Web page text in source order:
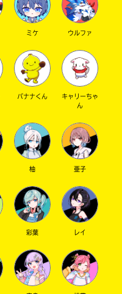
ミケ ウルファ
バナナくん
キャリーちゃ
ん
柚 亜子
彩葉 レイ